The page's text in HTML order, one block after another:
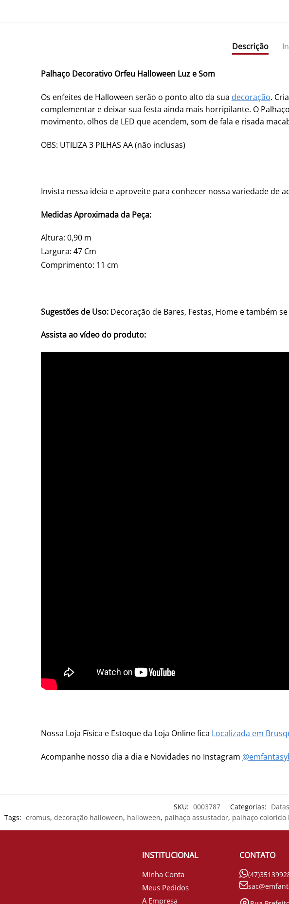
Descrição
Palhaço Decorativo Orfeu Halloween Luz e Som
Os enfeites de Halloween serão o ponto alto da sua decoração.
complementar e deixar sua festa ainda mais horripilante. O
movimento, olhos de LED que acendem, som de fala e risada
OBS: UTILIZA 3 PILHAS AA (não inclusas)
Invista nessa ideia e aproveite para conhecer nossa variedade de
Medidas Aproximada da Peça:
Altura: 0,90 m
Largura: 47 Cm
Comprimento: 11 cm
Sugestões de Uso:Decoração de Bares, Festas, Home e também
Assista ao vídeo do produto:
Nossa Loja Física e Estoque da Loja Online fica Localizada em
Acompanhe nosso dia a dia e Novidades no Instagram
SKU: 0003787 Categorias:
Tags: cromus, decoração halloween, halloween, palhaço assustador, palhaço colorido
INSTITUCIONAL
Minha Conta
Meus Pedidos
A Empresa
CONTATO